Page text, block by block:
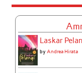
Laskar
byAndrea Hirata